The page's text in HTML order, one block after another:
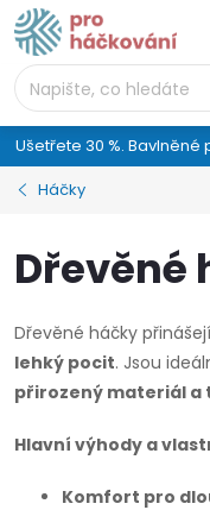
Přejít
na
obsah
Ušetřete 30 %. Bavlněné
Háčky
Dřevěné
Dřevěné háčky
lehký pocit. Jsou
přirozený materiál a
Hlavní výhody a
Komfort pro
AI
Jsme e-shop s
vás připraveno
připravené k